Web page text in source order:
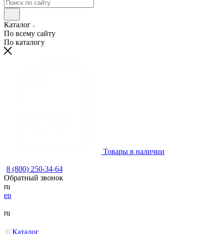
Каталог
По всему сайту
По каталогу
Товары в наличии
8 (800) 250-34-64
Обратный звонок
ru
en
ru
Каталог